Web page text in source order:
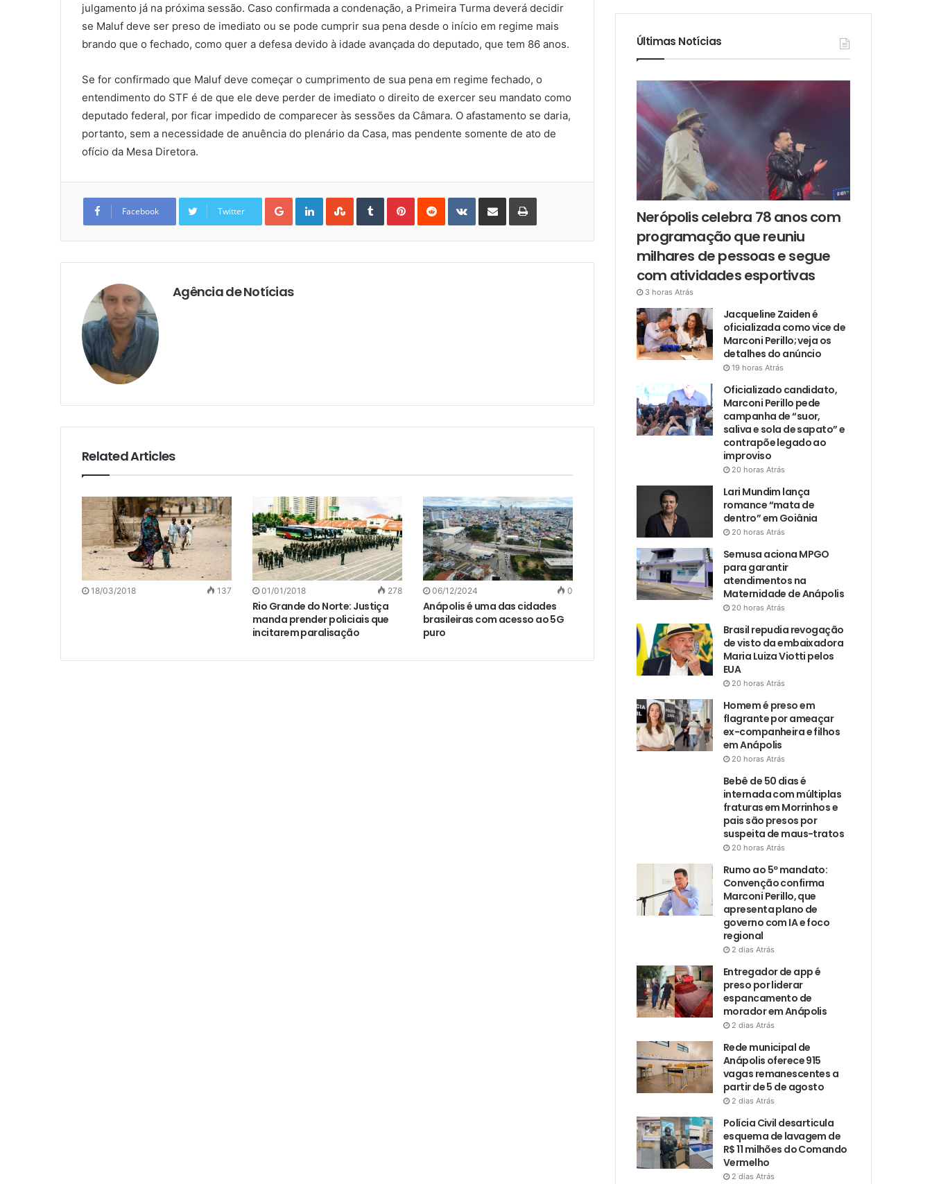
julgamento já na próxima sessão. Caso confirmada a condenação, a Primeira Turma deverá decidir
se Maluf deve ser preso de imediato ou se pode cumprir sua pena desde o início em regime mais
brando que o fechado, como quer a defesa devido à idade avançada do deputado, que tem 86 anos.
Se for confirmado que Maluf deve começar o cumprimento de sua pena em regime fechado, o
entendimento do STF é de que ele deve perder de imediato o direito de exercer seu mandato como
deputado federal, por ficar impedido de comparecer às sessões da Câmara. O afastamento se daria,
portanto, sem a necessidade de anuência do plenário da Casa, mas pendente somente de ato de
ofício da Mesa Diretora.
Facebook Twitter
Google+LinkedInStumbleUpon
TumblrPinterestReddit VKontakteShare
Email
Print
Agência de Notícias
Related Articles
18/03/2018 137 01/01/2018 278
Rio Grande do Norte: Justiça
manda prender policiais que
incitarem paralisação
06/12/2024 0
Anápolis é uma das cidades
brasileiras com acesso ao 5G
puro
Últimas Notícias
Nerópolis celebra 78 anos com
programação que reuniu
milhares de pessoas e segue
com atividades esportivas
3 horas Atrás
Jacqueline Zaiden é
oficializada como vice de
Marconi Perillo; veja os
detalhes do anúncio
19 horas Atrás
Oficializado candidato,
Marconi Perillo pede
campanha de “suor,
saliva e sola de sapato” e
contrapõe legado ao
improviso
20 horas Atrás
Lari Mundim lança
romance “mata de
dentro” em Goiânia
20 horas Atrás
Semusa aciona MPGO
para garantir
atendimentos na
Maternidade de Anápolis
20 horas Atrás
Brasil repudia revogação
de visto da embaixadora
Maria Luiza Viotti pelos
EUA
20 horas Atrás
Homem é preso em
flagrante por ameaçar
ex-companheira e filhos
em Anápolis
20 horas Atrás
Bebê de 50 dias é
internada com múltiplas
fraturas em Morrinhos e
pais são presos por
suspeita de maus-tratos
20 horas Atrás
Rumo ao 5º mandato:
Convenção confirma
Marconi Perillo, que
apresenta plano de
governo com IA e foco
regional
2 dias Atrás
Entregador de app é
preso por liderar
espancamento de
morador em Anápolis
2 dias Atrás
Rede municipal de
Anápolis oferece 915
vagas remanescentes a
partir de 5 de agosto
2 dias Atrás
Polícia Civil desarticula
esquema de lavagem de
R$ 11 milhões do Comando
Vermelho
2 dias Atrás